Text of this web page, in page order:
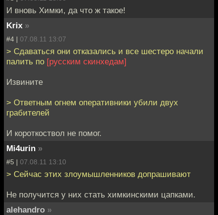
И вновь Химки, да что ж такое!
Krix »
#4 | 07.08.11 13:07
> Сдаваться они отказались и все шестеро начали
палить по [русским скинхедам]
Извините
> Ответным огнем оперативники убили двух
грабителей
И короткоствол не помог.
Mi4urin »
#5 | 07.08.11 13:10
> Сейчас этих злоумышленников допрашивают
Не получится у них стать химкинскими цапками.
alehandro »